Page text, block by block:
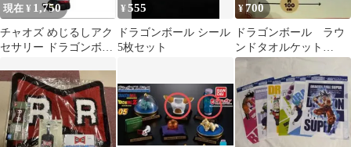
現在 ¥ 1,750
チャオズ めじるしアク
セサリー ドラゴンボー
¥555
ドラゴンボール シール
5枚セット
¥700
ドラゴンボール ラウ
ンドタオルケット
【Ａ】